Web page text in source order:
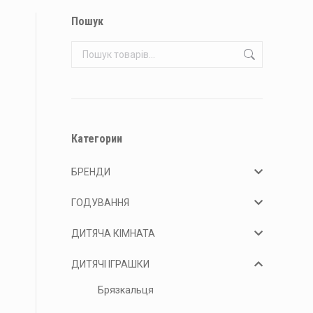
Пошук
Категории
БРЕНДИ
ГОДУВАННЯ
ДИТЯЧА КІМНАТА
ДИТЯЧІ ІГРАШКИ
Брязкальця